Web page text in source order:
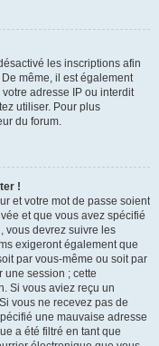
les inscriptions afin
même, il est également
adresse IP ou interdit
utiliser. Pour plus
du forum.
!
et votre mot de passe soient
et que vous avez spécifié
vous devrez suivre les
exigeront également que
par vous-même ou soit par
une session ; cette
Si vous aviez reçu un
vous ne recevez pas de
une mauvaise adresse
a été filtré en tant que